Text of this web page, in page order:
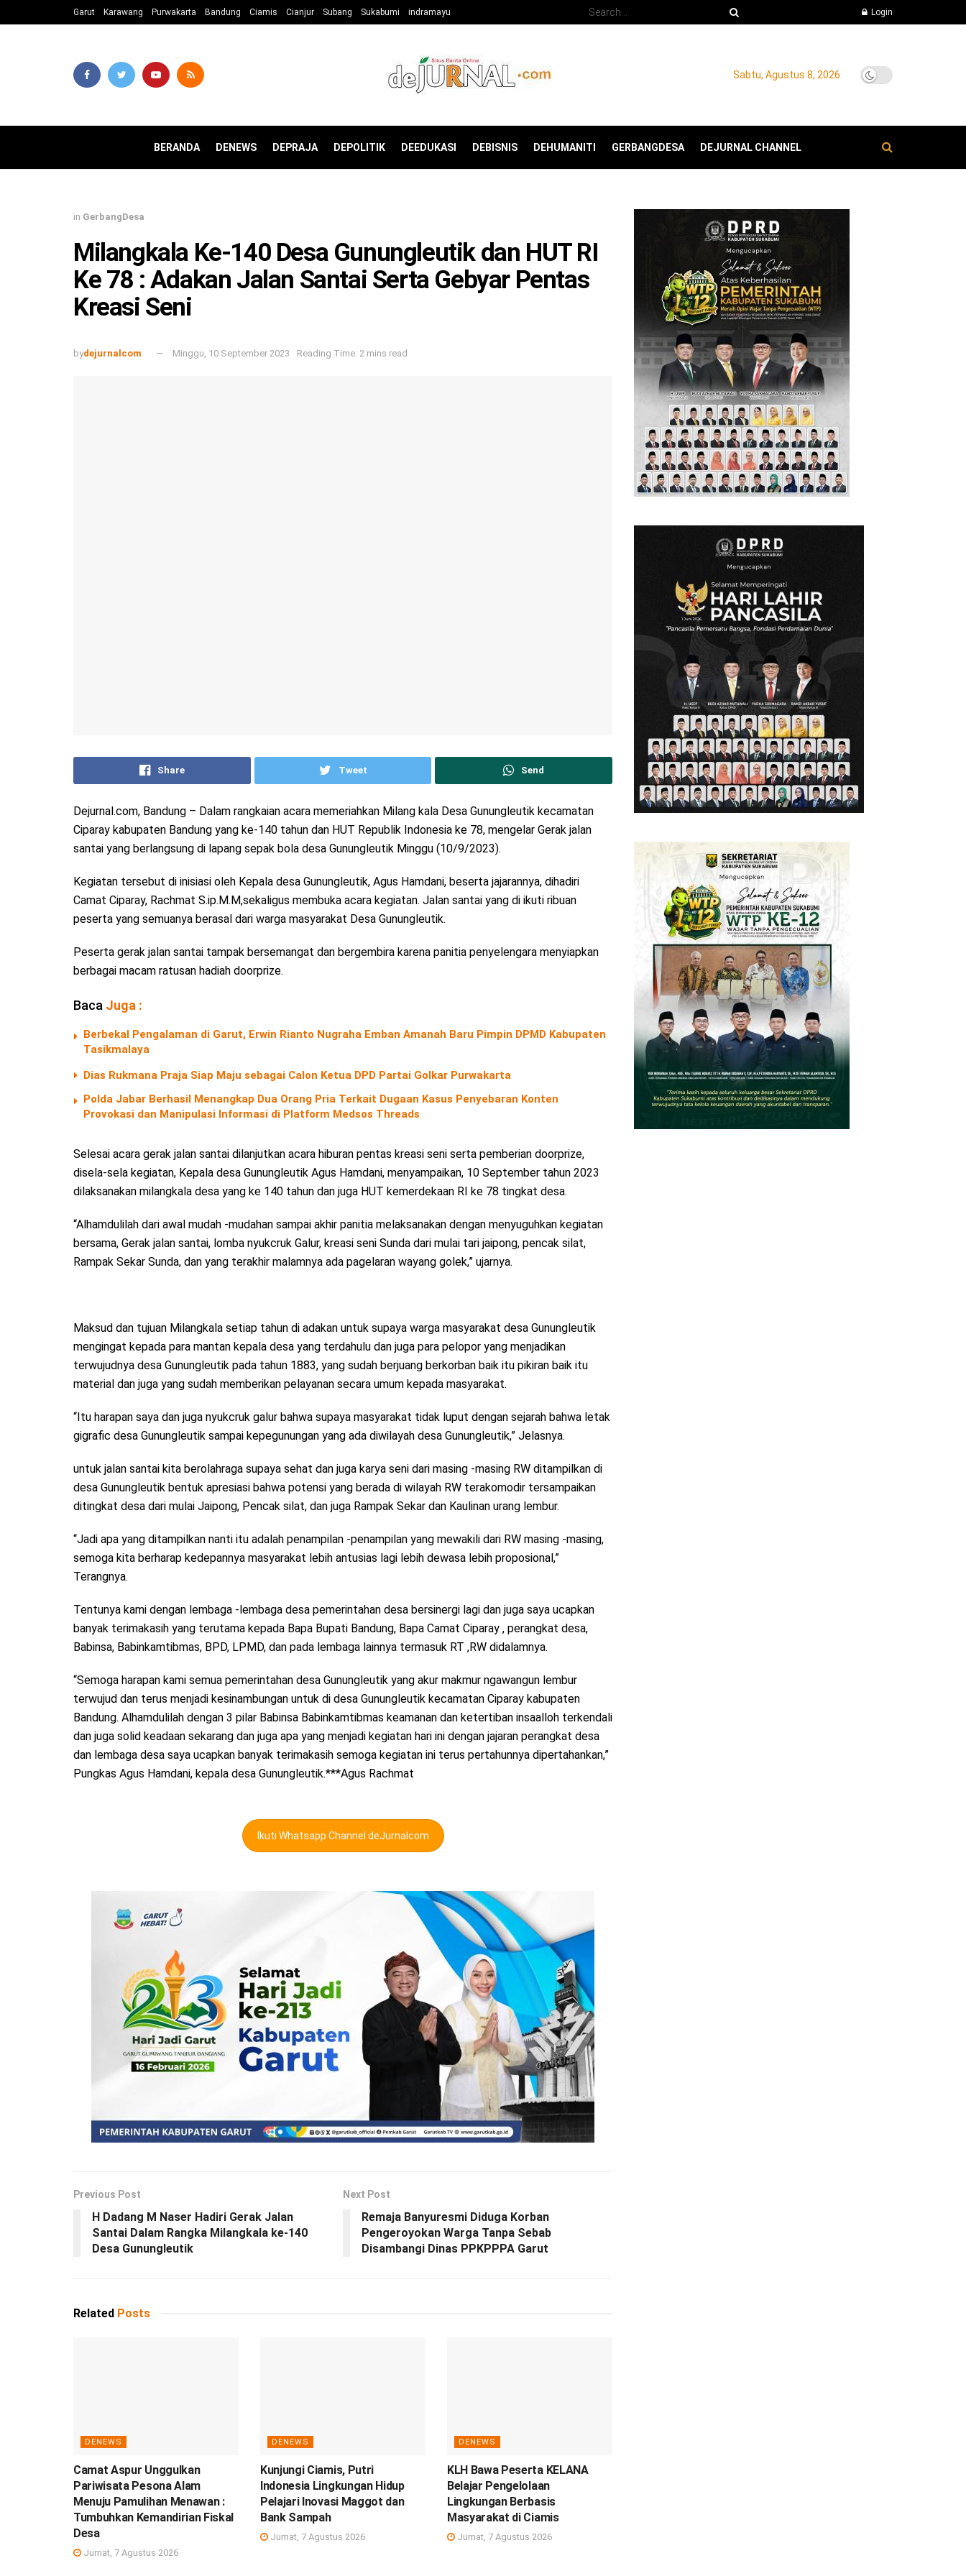
Garut Karawang Purwakarta Bandung Ciamis Cianjur Subang Sukabumi indramayu Login
Sabtu, Agustus 8, 2026
BERANDA DENEWS DEPRAJA DEPOLITIK DEEDUKASI DEBISNIS DEHUMANITI GERBANGDESA DEJURNAL CHANNEL
in GerbangDesa
Milangkala Ke-140 Desa Gunungleutik dan HUT RI
Ke 78 : Adakan Jalan Santai Serta Gebyar Pentas
Kreasi Seni
bydejurnalcom Minggu, 10 September 2023 Reading Time: 2 mins read
Share Tweet Send
Dejurnal.com, Bandung – Dalam rangkaian acara memeriahkan Milang kala Desa Gunungleutik kecamatan
Ciparay kabupaten Bandung yang ke-140 tahun dan HUT Republik Indonesia ke 78, mengelar Gerak jalan
santai yang berlangsung di lapang sepak bola desa Gunungleutik Minggu (10/9/2023).
Kegiatan tersebut di inisiasi oleh Kepala desa Gunungleutik, Agus Hamdani, beserta jajarannya, dihadiri
Camat Ciparay, Rachmat S.ip.M.M,sekaligus membuka acara kegiatan. Jalan santai yang di ikuti ribuan
peserta yang semuanya berasal dari warga masyarakat Desa Gunungleutik.
Peserta gerak jalan santai tampak bersemangat dan bergembira karena panitia penyelengara menyiapkan
berbagai macam ratusan hadiah doorprize.
Baca Juga :
Berbekal Pengalaman di Garut, Erwin Rianto Nugraha Emban Amanah Baru Pimpin DPMD Kabupaten
Tasikmalaya
Dias Rukmana Praja Siap Maju sebagai Calon Ketua DPD Partai Golkar Purwakarta
Polda Jabar Berhasil Menangkap Dua Orang Pria Terkait Dugaan Kasus Penyebaran Konten
Provokasi dan Manipulasi Informasi di Platform Medsos Threads
Selesai acara gerak jalan santai dilanjutkan acara hiburan pentas kreasi seni serta pemberian doorprize,
disela-sela kegiatan, Kepala desa Gunungleutik Agus Hamdani, menyampaikan, 10 September tahun 2023
dilaksanakan milangkala desa yang ke 140 tahun dan juga HUT kemerdekaan RI ke 78 tingkat desa.
“Alhamdulilah dari awal mudah -mudahan sampai akhir panitia melaksanakan dengan menyuguhkan kegiatan
bersama, Gerak jalan santai, lomba nyukcruk Galur, kreasi seni Sunda dari mulai tari jaipong, pencak silat,
Rampak Sekar Sunda, dan yang terakhir malamnya ada pagelaran wayang golek,” ujarnya.
Maksud dan tujuan Milangkala setiap tahun di adakan untuk supaya warga masyarakat desa Gunungleutik
mengingat kepada para mantan kepala desa yang terdahulu dan juga para pelopor yang menjadikan
terwujudnya desa Gunungleutik pada tahun 1883, yang sudah berjuang berkorban baik itu pikiran baik itu
material dan juga yang sudah memberikan pelayanan secara umum kepada masyarakat.
“Itu harapan saya dan juga nyukcruk galur bahwa supaya masyarakat tidak luput dengan sejarah bahwa letak
gigrafic desa Gunungleutik sampai kepegunungan yang ada diwilayah desa Gunungleutik,” Jelasnya.
untuk jalan santai kita berolahraga supaya sehat dan juga karya seni dari masing -masing RW ditampilkan di
desa Gunungleutik bentuk apresiasi bahwa potensi yang berada di wilayah RW terakomodir tersampaikan
ditingkat desa dari mulai Jaipong, Pencak silat, dan juga Rampak Sekar dan Kaulinan urang lembur.
“Jadi apa yang ditampilkan nanti itu adalah penampilan -penampilan yang mewakili dari RW masing -masing,
semoga kita berharap kedepannya masyarakat lebih antusias lagi lebih dewasa lebih proposional,”
Terangnya.
Tentunya kami dengan lembaga -lembaga desa pemerintahan desa bersinergi lagi dan juga saya ucapkan
banyak terimakasih yang terutama kepada Bapa Bupati Bandung, Bapa Camat Ciparay , perangkat desa,
Babinsa, Babinkamtibmas, BPD, LPMD, dan pada lembaga lainnya termasuk RT ,RW didalamnya.
“Semoga harapan kami semua pemerintahan desa Gunungleutik yang akur makmur ngawangun lembur
terwujud dan terus menjadi kesinambungan untuk di desa Gunungleutik kecamatan Ciparay kabupaten
Bandung. Alhamdulilah dengan 3 pilar Babinsa Babinkamtibmas keamanan dan ketertiban insaalloh terkendali
dan juga solid keadaan sekarang dan juga apa yang menjadi kegiatan hari ini dengan jajaran perangkat desa
dan lembaga desa saya ucapkan banyak terimakasih semoga kegiatan ini terus pertahunnya dipertahankan,”
Pungkas Agus Hamdani, kepala desa Gunungleutik.***Agus Rachmat
Ikuti Whatsapp Channel deJurnalcom
Previous Post
H Dadang M Naser Hadiri Gerak Jalan
Santai Dalam Rangka Milangkala ke-140
Desa Gunungleutik
Next Post
Remaja Banyuresmi Diduga Korban
Pengeroyokan Warga Tanpa Sebab
Disambangi Dinas PPKPPPA Garut
Related Posts
DENEWS
Camat Aspur Unggulkan
Pariwisata Pesona Alam
Menuju Pamulihan Menawan :
Tumbuhkan Kemandirian Fiskal
Desa
Jumat, 7 Agustus 2026
DENEWS
Kunjungi Ciamis, Putri
Indonesia Lingkungan Hidup
Pelajari Inovasi Maggot dan
Bank Sampah
Jumat, 7 Agustus 2026
DENEWS
KLH Bawa Peserta KELANA
Belajar Pengelolaan
Lingkungan Berbasis
Masyarakat di Ciamis
Jumat, 7 Agustus 2026